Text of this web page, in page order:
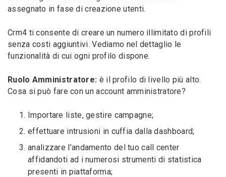
assegnato in fase di creazione utenti.
Crm4 ti consente di creare un numero illimitato di profili
senza costi aggiuntivi. Vediamo nel dettaglio le
funzionalità di cui ogni profilo dispone.
Ruolo Amministratore: è il profilo di livello più alto.
Cosa si può fare con un account amministratore?
Importare liste, gestire campagne;
effettuare intrusioni in cuffia dalla dashboard;
analizzare l’andamento del tuo call center
affidandoti ad i numerosi strumenti di statistica
presenti in piattaforma;